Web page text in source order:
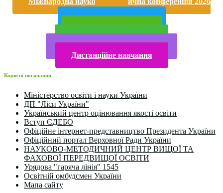
Дистанційне навчання
Корисні посилання
Міністерство освіти і науки України
ДП "Ліси України"
Український центр оцінювання якості освіти
Вступ ЄДЕБО
Офіційне інтернет-представництво Президента України
Офіційний портал Верховної Ради України
НАУКОВО-МЕТОДИЧНИЙ ЦЕНТР ВИЩОЇ ТА
ФАХОВОЇ ПЕРЕДВИЩОЇ ОСВІТИ
Урядова "гаряча лінія" 1545
Освітній омбудсмен України
Мапа сайту